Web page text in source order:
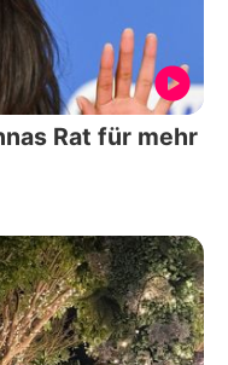
Rat für mehr